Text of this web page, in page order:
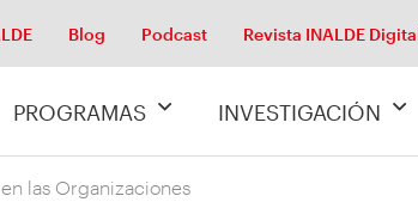
Blog Podcast Revista INALDE
PROGRAMAS INVESTIGACIÓN
las Organizaciones